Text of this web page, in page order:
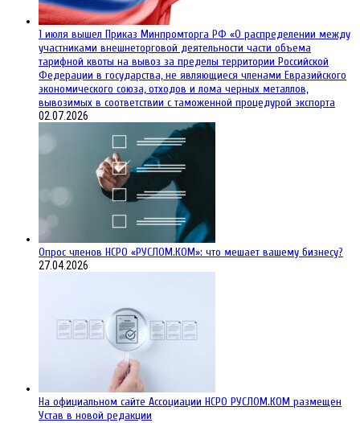
1 июля вышел Приказ Минпромторга РФ «О распределении между
участниками внешнеторговой деятельности части объема
тарифной квоты на вывоз за пределы территории Российской
Федерации в государства, не являющиеся членами Евразийского
экономического союза, отходов и лома черных металлов,
вывозимых в соответствии с таможенной процедурой экспорта
02.07.2026
Опрос членов НСРО «РУСЛОМ.КОМ»: что мешает вашему бизнесу?
27.04.2026
На официальном сайте Ассоциации НСРО РУСЛОМ.КОM размещен
Устав в новой редакции